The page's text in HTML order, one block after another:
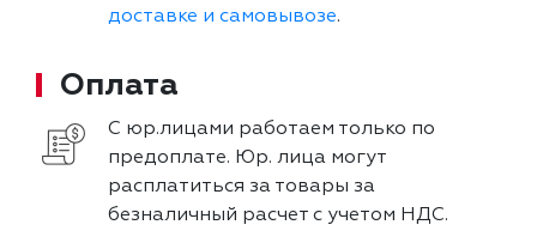
доставке и самовывозе.
Оплата
С юр.лицами работаем только по
предоплате. Юр. лица могут
расплатиться за товары за
безналичный расчет с учетом НДС.